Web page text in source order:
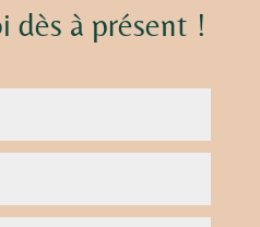
dès à présent !